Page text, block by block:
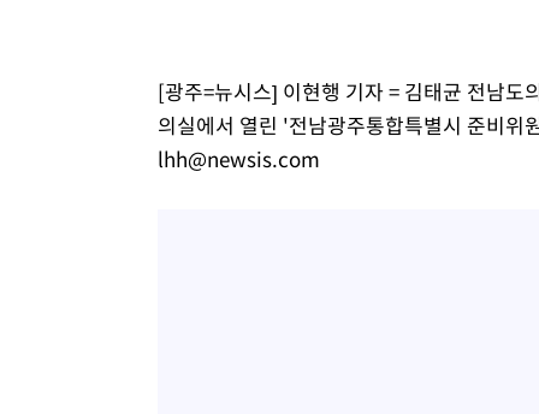
[광주=뉴시스] 이현행 기자 = 김태균 전남도
의실에서 열린 '전남광주통합특별시 준비
lhh@newsis.com